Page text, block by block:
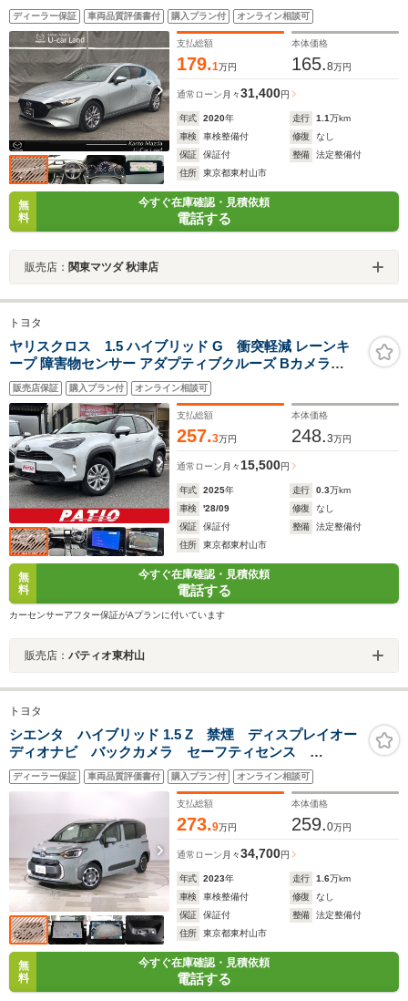
ディーラー保証 車両品質評価書付 購入プラン付 オンライン相談可
支払総額
179.1万円
本体価格
165.8万円
通常ローン 月々31,400円
年式 2020年 走行 1.1万km
車検
車検整備付 修復
なし
保証
保証付 整備
法定整備付
住所
東京都東村山市
無
料
今すぐ在庫確認・見積依頼
電話する
販売店： 関東マツダ 秋津店
トヨタ
ヤリスクロス 1.5 ハイブリッド G 衝突軽減 レーンキ
ープ 障害物センサー アダプティブクルーズ Bカメラ
Bluetoothオーディオ ETC2.0 Iストップ LEDヘッドライ
ト AW16インチ スマキー 禁煙車 取扱説明書 横滑り防止
ABS オートハイビーム
販売店保証 購入プラン付 オンライン相談可
支払総額
257.3万円
本体価格
248.3万円
通常ローン 月々 15,500円
年式 2025年 走行 0.3万km
車検
'28/09 修復
なし
保証
保証付 整備
法定整備付
住所
東京都東村山市
無
料
今すぐ在庫確認・見積依頼
電話する
カーセンサーアフター保証がAプランに付いています
販売店： パティオ東村山
トヨタ
シエンタ ハイブリッド 1.5 Z 禁煙 ディスプレイオー
ディオナビ バックカメラ セーフティセンス
Bluetooth接続 シートヒーター ステアリングヒータ
ー 地デジ LED オートライト ETC 両側電動
ディーラー保証 車両品質評価書付 購入プラン付 オンライン相談可
支払総額
273.9万円
本体価格
259.0万円
通常ローン 月々34,700円
年式 2023年 走行 1.6万km
車検
車検整備付 修復
なし
保証
保証付 整備
法定整備付
住所
東京都東村山市
無
料
今すぐ在庫確認・見積依頼
電話する